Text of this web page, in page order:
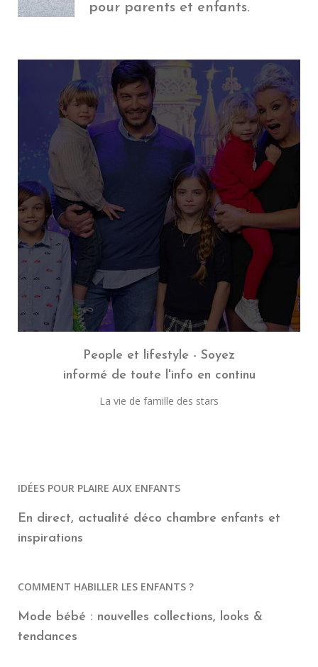
pour parents et enfants.
People et lifestyle - Soyez
informé de toute l'info en continu
La vie de famille des stars
IDÉES POUR PLAIRE AUX ENFANTS
En direct, actualité déco chambre enfants et
inspirations
COMMENT HABILLER LES ENFANTS ?
Mode bébé : nouvelles collections, looks &
tendances